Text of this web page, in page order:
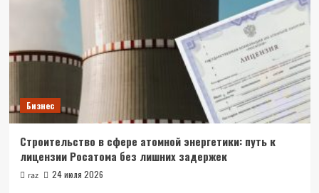
Бизнес
Строительство в сфере атомной энергетики: путь к
лицензии Росатома без лишних задержек
raz 24 июля 2026